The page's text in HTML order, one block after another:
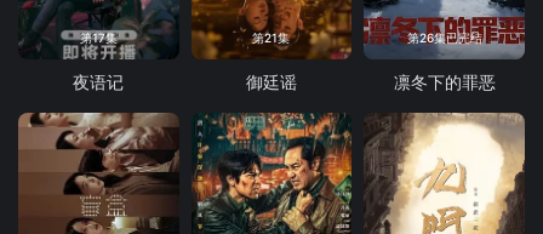
第17集
夜语记
第21集
御廷谣
第26集已完结
凛冬下的罪恶